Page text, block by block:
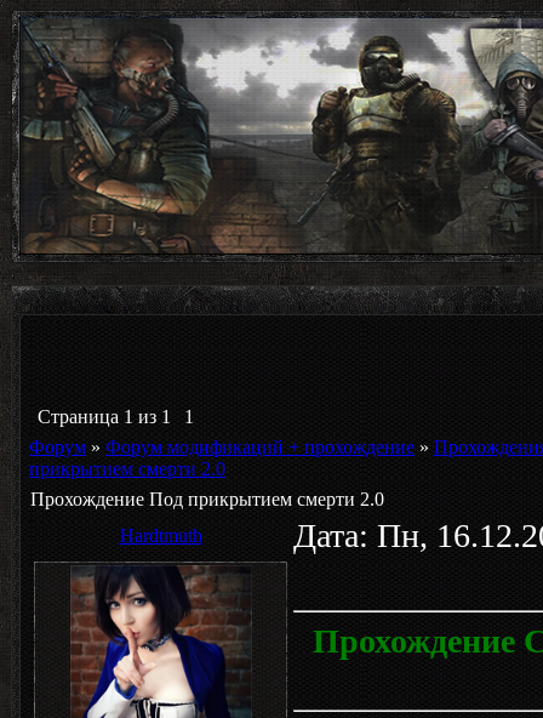
Страница 1 из 1
1
Форум » Форум модификаций + прохождение »
прикрытием смерти 2.0
Прохождение Под прикрытием смерти 2.0
Hardtmuth
Дата: Пн,
Прохождение